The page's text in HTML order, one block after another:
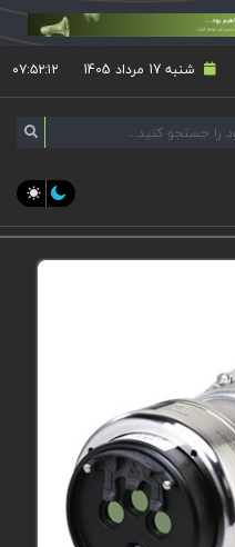
شنبه 17 مرداد 1405 ۰۷:۵۲:۱۳